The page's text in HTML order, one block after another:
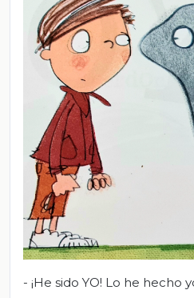
- ¡He sido YO! Lo he hecho